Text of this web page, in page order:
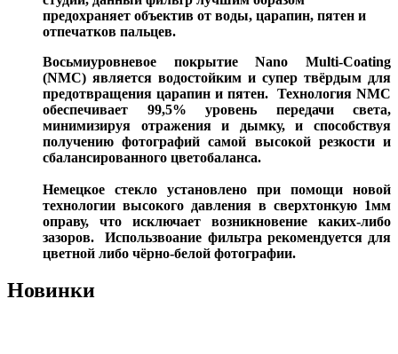
предохраняет объектив от воды, царапин, пятен и
отпечатков пальцев.
Восьмиуровневое покрытиеNano Multi-Coating
(NMC) является водостойким и супер твёрдым для
предотвращения царапин и пятен. Технология NMC
обеспечивает 99,5% уровень передачи света,
минимизируя отражения и дымку, и способствуя
получению фотографий самой высокой резкости и
сбалансированного цветобаланса.
Немецкое стекло установлено при помощи новой
технологии высокого давления в сверхтонкую 1мм
оправу, что исключает возникновение каких-либо
зазоров. Использвоание фильтра рекомендуется для
цветной либо чёрно-белой фотографии.
Новинки